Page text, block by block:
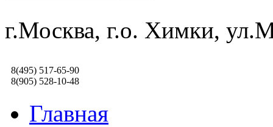
г.Москва, г.о. Химки,
8(495) 517-65-90
8(905) 528-10-48
Главная